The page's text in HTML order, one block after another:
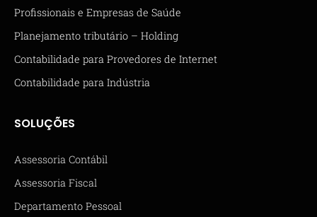
Profissionais e Empresas de Saúde
Planejamento tributário – Holding
Contabilidade para Provedores de Internet
Contabilidade para Indústria
SOLUÇÕES
Assessoria Contábil
Assessoria Fiscal
Departamento Pessoal